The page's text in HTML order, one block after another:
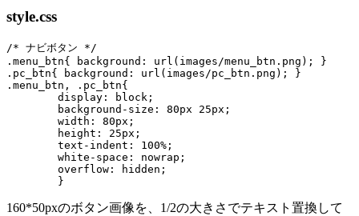
style.css
/* ナビボタン */
.menu_btn{ background: url(images/menu_btn.png); }
.pc_btn{ background: url(images/pc_btn.png); }
.menu_btn, .pc_btn{
160*50pxのボタン画像を、1/2の大きさでテキスト置換して